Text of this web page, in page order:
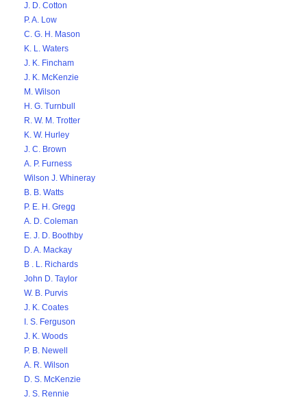
J. D. Cotton
P. A. Low
C. G. H. Mason
K. L. Waters
J. K. Fincham
J. K. McKenzie
M. Wilson
H. G. Turnbull
R. W. M. Trotter
K. W. Hurley
J. C. Brown
A. P. Furness
Wilson J. Whineray
B. B. Watts
P. E. H. Gregg
A. D. Coleman
E. J. D. Boothby
D. A. Mackay
B . L. Richards
John D. Taylor
W. B. Purvis
J. K. Coates
I. S. Ferguson
J. K. Woods
P. B. Newell
A. R. Wilson
D. S. McKenzie
J. S. Rennie